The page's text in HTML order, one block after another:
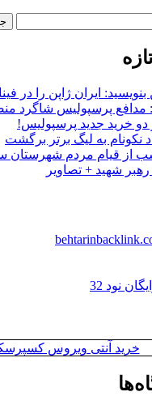
ایران ژاپن را در
مدافع پرسپولیس شاگرد
دو خرید جدید پرسپولیس!
نکونام به لیگ برتر برگشت
شب از قیام مردم
شهید + تصاویر
نود 32
خرید آنتی ویروس